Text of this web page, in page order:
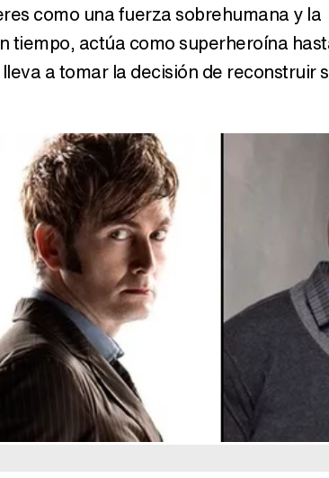
como una fuerza sobrehumana y la
tiempo, actúa como superheroína
a tomar la decisión de reconstruir